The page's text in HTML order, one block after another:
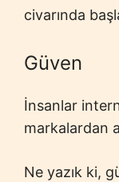
civarında
Güven
İnsanlar
markalardan
Ne yazık ki,